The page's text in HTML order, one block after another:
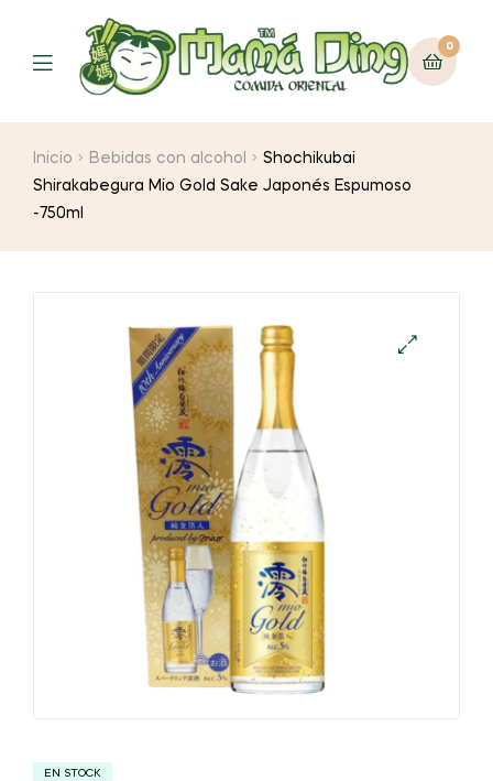
0
Menú
Inicio Bebidas con alcohol
Shochikubai
Shirakabegura Mio Gold Sake Japonés Espumoso
-750ml
EN STOCK